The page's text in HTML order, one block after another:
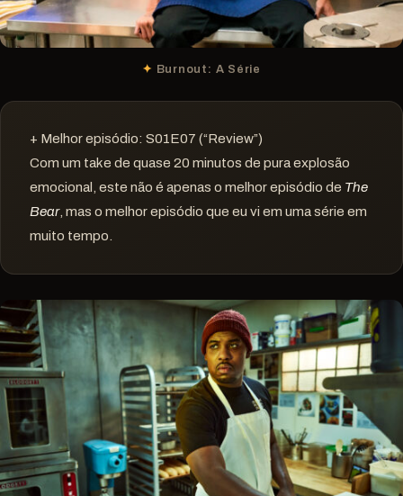
Burnout: A Série
+ Melhor episódio: S01E07 (“Review”)
Com um take de quase 20 minutos de pura explosão
emocional, este não é apenas o melhor episódio de The
Bear, mas o melhor episódio que eu vi em uma série em
muito tempo.